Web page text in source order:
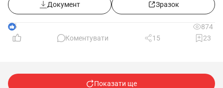
Документ Зразок
5
874
Коментувати
15 23
Показати ще